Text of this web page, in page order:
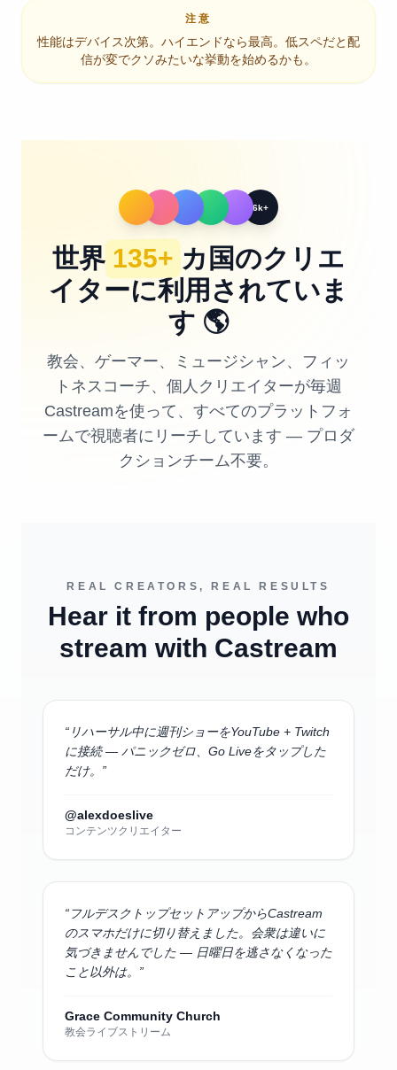
注意
性能はデバイス次第。ハイエンドなら最高。低スペだと配
信が変でクソみたいな挙動を始めるかも。
6k+
世界 135+ カ国のクリエ
イターに利用されていま
す 🌎
教会、ゲーマー、ミュージシャン、フィッ
トネスコーチ、個人クリエイターが毎週
Castreamを使って、すべてのプラットフォ
ームで視聴者にリーチしています — プロダ
クションチーム不要。
REAL CREATORS, REAL RESULTS
Hear it from people who
stream with Castream
“ リハーサル中に週刊ショーをYouTube + Twitch
に接続 — パニックゼロ、Go Liveをタップした
だけ。 ”
@alexdoeslive
コンテンツクリエイター
“フルデスクトップセットアップからCastream
のスマホだけに切り替えました。会衆は違いに
気づきませんでした — 日曜日を逃さなくなった
こと以外は。 ”
Grace Community Church
教会ライブストリーム